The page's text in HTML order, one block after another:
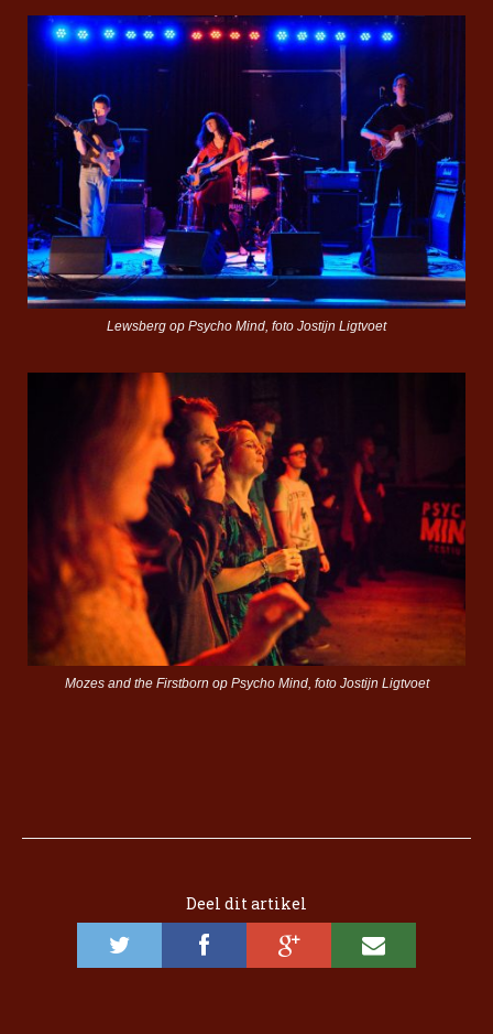
Lewsberg op Psycho Mind, foto Jostijn Ligtvoet
Mozes and the Firstborn op Psycho Mind, foto Jostijn Ligtvoet
Deel dit artikel